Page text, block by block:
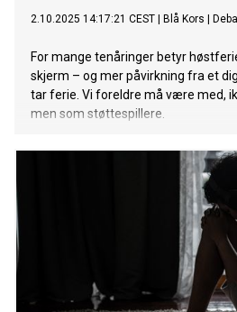
2.10.2025 14:17:21 CEST Blå Kors
For mange tenåringer betyr
skjerm – og mer påvirkning fra et
tar ferie. Vi foreldre må være med,
men som støttespillere.